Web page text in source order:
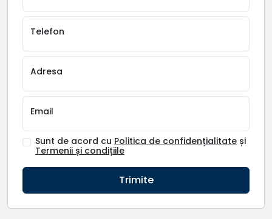
Telefon
Adresa
Email
Sunt de acord cu Politica de confidențialitate și
Termenii și condițiile
Trimite